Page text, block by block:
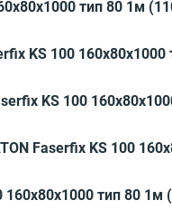
тип 80 1м
KS 100
KS 100
Faserfix KS 100
тип 80 1м